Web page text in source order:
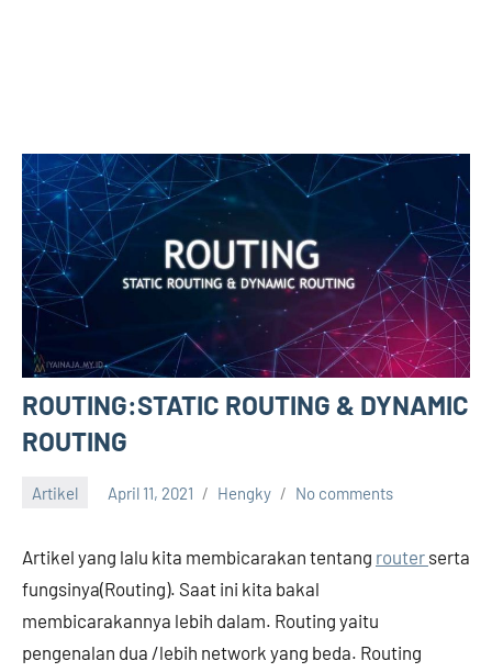
ROUTING:STATIC ROUTING & DYNAMIC
ROUTING
Artikel April 11, 2021 Hengky No comments
Artikel yang lalu kita membicarakan tentang router serta
fungsinya(Routing). Saat ini kita bakal
membicarakannya lebih dalam. Routing yaitu
pengenalan dua /lebih network yang beda. Routing